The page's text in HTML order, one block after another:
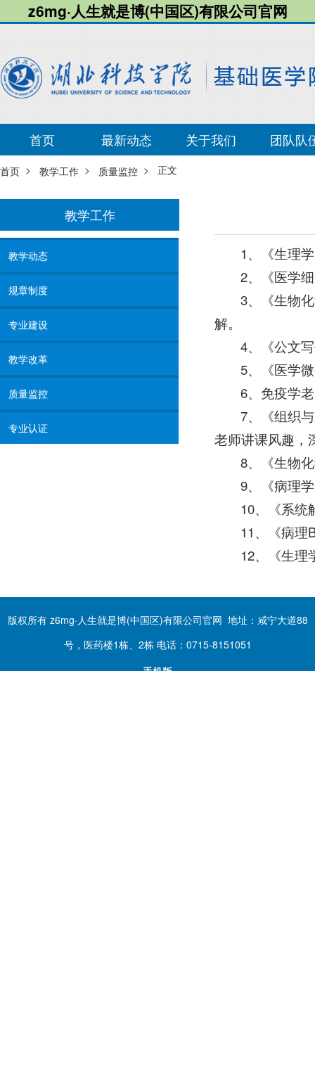
z6mg·人生就是博(中国区)有限公司官网
首页 最新动态 关于我们 团队队
首页 > 教学工作 > 质量监控 > 正文
教学工作
教学动态
规章制度
专业建设
教学改革
质量监控
专业认证
1、《生理
2、《医学
3、《生物
解。
4、《公文
5、《医学
6、免疫学
7、《组织
老师讲课风趣，
8、《生物
9、《病理
10、《系统
11、《病理
12、《生理
版权所有 z6mg·人生就是博(中国区)有限公司官网 地址：咸宁大道88
号，医药楼1栋、2栋 电话：0715-8151051
手机版